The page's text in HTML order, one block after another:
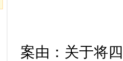
案由：关于将